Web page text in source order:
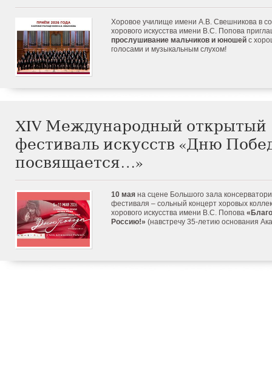
Хоровое училище имени А.В. Свешникова в
хорового искусства имени В.С. Попова
прослушивание мальчиков и юношей с
голосами и музыкальным слухом!
XIV Международный открытый
фестиваль искусств «Дню
посвящается…»
10 мая на сцене Большого зала
фестиваля – сольный концерт хоровых
хорового искусства имени В.С. Попова
Россию!» (навстречу 35-летию основания